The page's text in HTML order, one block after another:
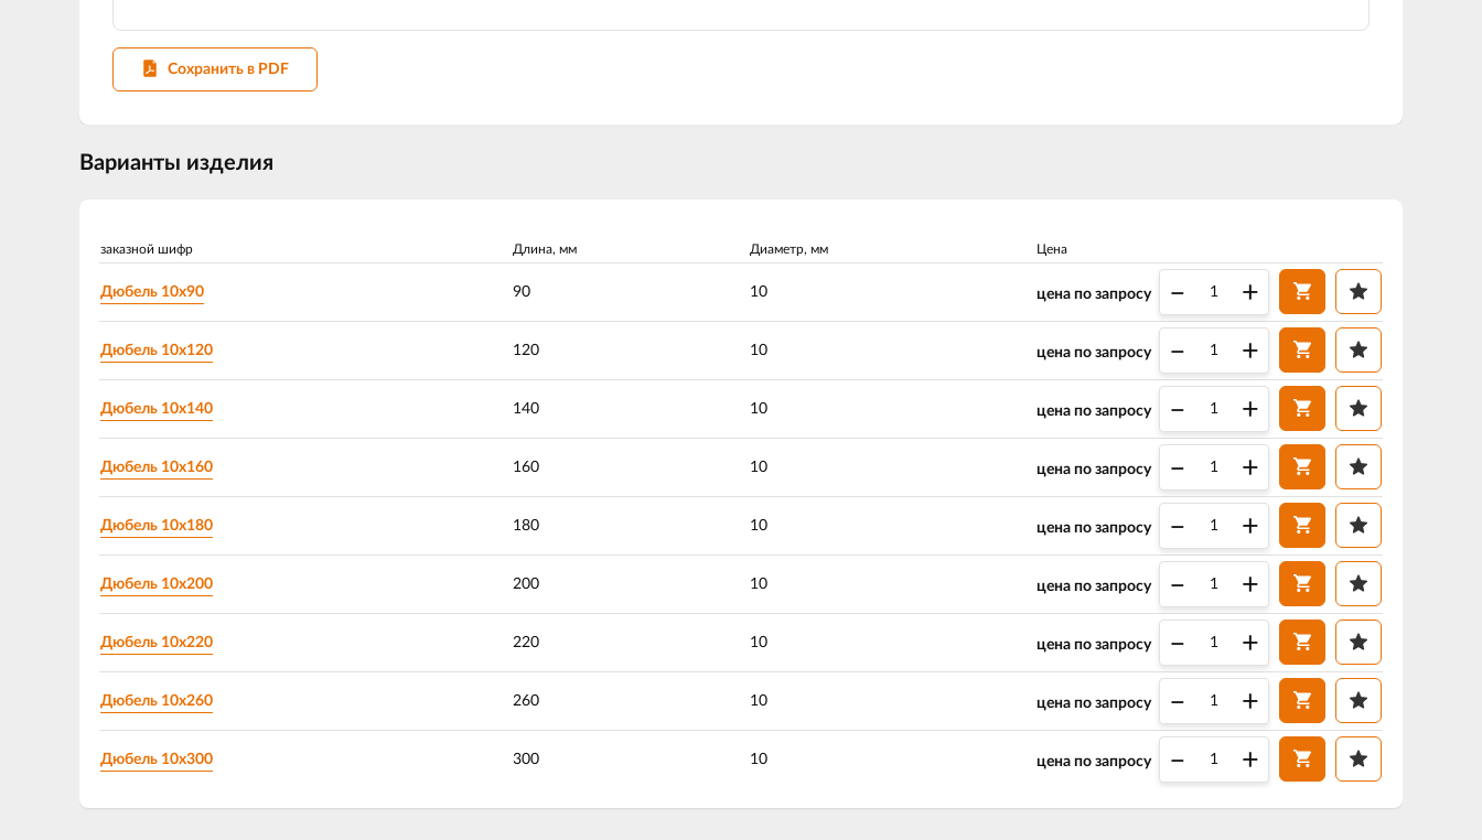
Сохранить в PDF
Варианты изделия
заказной шифр Длина, мм Диаметр, мм Цена
Дюбель 10х90 90 10 цена по запросу – +
Дюбель 10х120 120 10 цена по запросу – +
Дюбель 10х140 140 10 цена по запросу – +
Дюбель 10х160 160 10 цена по запросу – +
Дюбель 10х180 180 10 цена по запросу – +
Дюбель 10х200 200 10 цена по запросу – +
Дюбель 10х220 220 10 цена по запросу – +
Дюбель 10х260 260 10 цена по запросу – +
Дюбель 10х300 300 10 цена по запросу – +